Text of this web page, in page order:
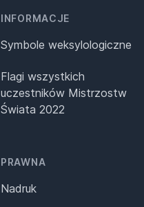
INFORMACJE
Symbole weksylologiczne
Flagi wszystkich
uczestników Mistrzostw
Świata 2022
PRAWNA
Nadruk